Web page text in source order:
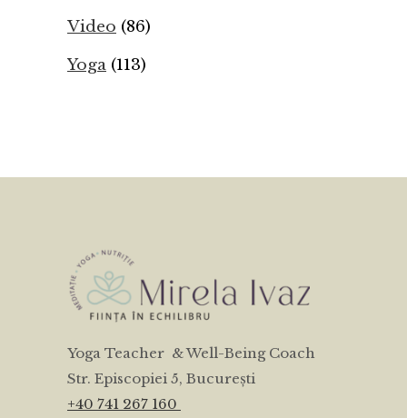
Video (86)
Yoga (113)
Yoga Teacher & Well-Being Coach
Str. Episcopiei 5, București
+40 741 267 160